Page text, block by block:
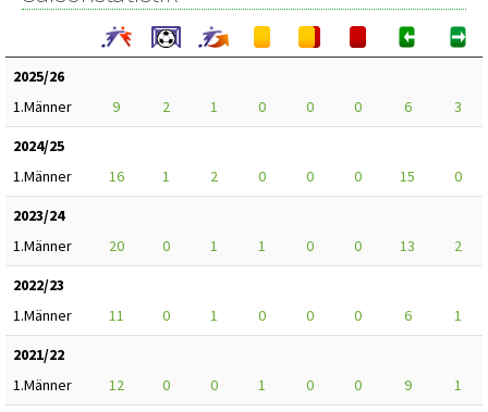
2025/26
1.Männer
9 2 1 0 0 0 6
3
2024/25
1.Männer
16 1 2 0 0 0 15
0
2023/24
1.Männer
20 0 1 1 0 0 13
2
2022/23
1.Männer
11 0 1 0 0 0 6
1
2021/22
1.Männer
12 0 0 1 0 0 9
1